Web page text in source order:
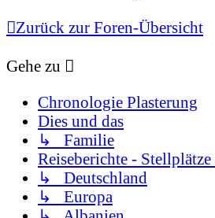
Zurück zur Foren-Übersicht
Gehe zu
Chronologie Plasterung
Dies und das
↳ Familie
Reiseberichte -
↳ Deutschland
↳ Europa